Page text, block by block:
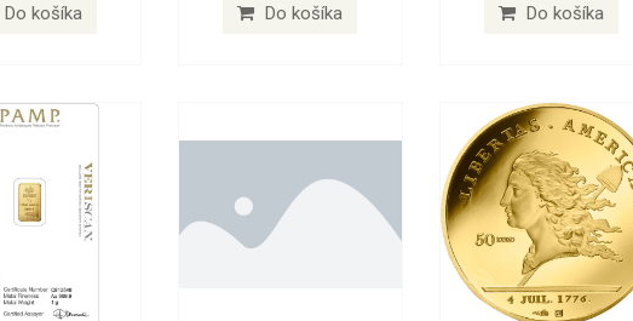
Do košíka Do košíka Do košíka